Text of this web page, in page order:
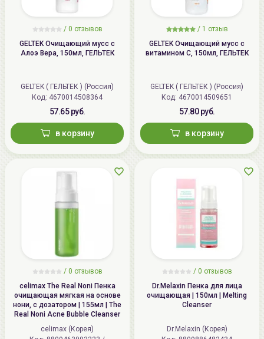
/ 0 отзывов
GELTEK Очищающий мусс с
Алоэ Вера, 150мл, ГЕЛЬТЕК
GELTEK ( ГЕЛЬТЕК ) (Россия)
Код: 4670014508364
57.65 руб.
в корзину
/ 1 отзыв
GELTEK Очищающий мусс с
витамином C, 150мл, ГЕЛЬТЕК
GELTEK ( ГЕЛЬТЕК ) (Россия)
Код: 4670014509651
57.80 руб.
в корзину
/ 0 отзывов
celimax The Real Noni Пенка
очищающая мягкая на основе
нони, с дозатором | 155мл | The
Real Noni Acne Bubble Cleanser
celimax (Корея)
/ 0 отзывов
Dr.Melaxin Пенка для лица
очищающая | 150мл | Melting
Cleanser
Dr.Melaxin (Корея)